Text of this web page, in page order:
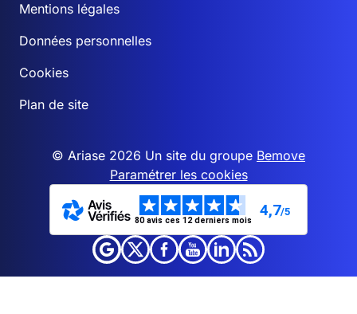
Mentions légales
Données personnelles
Cookies
Plan de site
© Ariase 2026 Un site du groupe Bemove
Paramétrer les cookies
80 avis ces 12 derniers mois
4,7/5